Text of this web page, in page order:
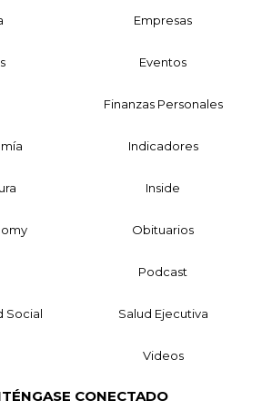
Empresas
Eventos
Finanzas Personales
Indicadores
Inside
Obituarios
Podcast
Social Salud Ejecutiva
Videos
CONECTADO